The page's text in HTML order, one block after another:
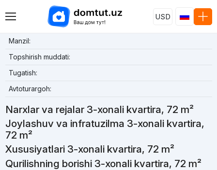
USD
Manzil:
Topshirish muddati:
Tugatish:
Avtoturargoh:
Narxlar va rejalar 3-xonali kvartira, 72 m²
Joylashuv va infratuzilma 3-xonali kvartira,
72 m²
Xususiyatlari 3-xonali kvartira, 72 m²
Qurilishning borishi 3-xonali kvartira, 72 m²